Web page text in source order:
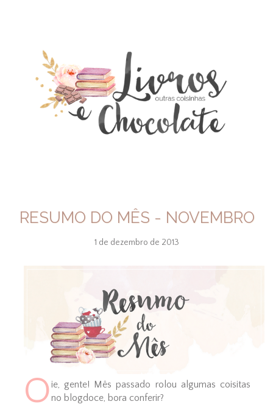
RESUMO DO MÊS - NOVEMBRO
1 de dezembro de 2013
Oie, gente! Mês passado rolou algumas coisitas
no blogdoce, bora conferir?